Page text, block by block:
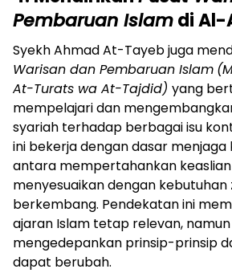
Pembaruan Islamdi Al-
Syekh Ahmad At-Tayeb juga
Warisan dan Pembaruan Islam
At-Turats wa At-Tajdid) yang
mempelajari dan
syariah terhadap berbagai isu
ini bekerja dengan dasar
antara mempertahankan
menyesuaikan dengan
berkembang. Pendekatan ini
ajaran Islam tetap relevan,
mengedepankan prinsip-prinsip
dapat berubah.